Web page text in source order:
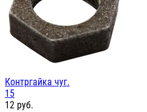
Контргайка чуг.
15
12 руб.